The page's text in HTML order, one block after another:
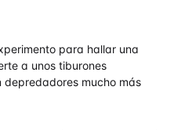
para hallar una
a unos tiburones
mucho más